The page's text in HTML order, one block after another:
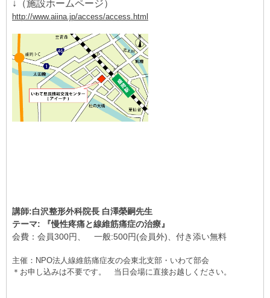
↓（施設ホームページ）
http://www.aiina.jp/access/access.html
講師:白沢整形外科院長 白澤榮嗣先生
テーマ:
『慢性疼痛と線維筋痛症の治療』
会費：会員300円、 一般:500円(会員外)、付き添い無料
主催：NPO法人線維筋痛症友の会東北支部・いわて部会
＊お申し込みは不要です。 当日会場に直接お越しください。